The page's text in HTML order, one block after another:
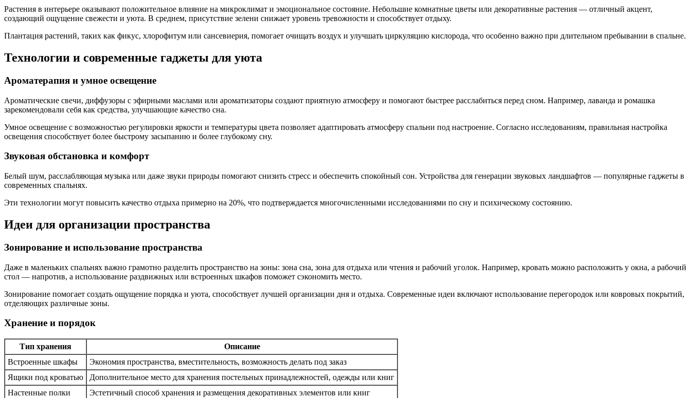
Растения в интерьере оказывают положительное влияние на микроклимат и эмоциональное состояние. Небольшие комнатные цветы или декоративные растения — отличный акцент,
создающий ощущение свежести и уюта. В среднем, присутствие зелени снижает уровень тревожности и способствует отдыху.
Плантация растений, таких как фикус, хлорофитум или сансевиерия, помогает очищать воздух и улучшать циркуляцию кислорода, что особенно важно при длительном пребывании в спальне.
Технологии и современные гаджеты для уюта
Ароматерапия и умное освещение
Ароматические свечи, диффузоры с эфирными маслами или ароматизаторы создают приятную атмосферу и помогают быстрее расслабиться перед сном. Например, лаванда и ромашка
зарекомендовали себя как средства, улучшающие качество сна.
Умное освещение с возможностью регулировки яркости и температуры цвета позволяет адаптировать атмосферу спальни под настроение. Согласно исследованиям, правильная настройка
освещения способствует более быстрому засыпанию и более глубокому сну.
Звуковая обстановка и комфорт
Белый шум, расслабляющая музыка или даже звуки природы помогают снизить стресс и обеспечить спокойный сон. Устройства для генерации звуковых ландшафтов — популярные гаджеты в
современных спальнях.
Эти технологии могут повысить качество отдыха примерно на 20%, что подтверждается многочисленными исследованиями по сну и психическому состоянию.
Идеи для организации пространства
Зонирование и использование пространства
Даже в маленьких спальнях важно грамотно разделить пространство на зоны: зона сна, зона для отдыха или чтения и рабочий уголок. Например, кровать можно расположить у окна, а рабочий
стол — напротив, а использование раздвижных или встроенных шкафов поможет сэкономить место.
Зонирование помогает создать ощущение порядка и уюта, способствует лучшей организации дня и отдыха. Современные идеи включают использование перегородок или ковровых покрытий,
отделяющих различные зоны.
Хранение и порядок
Тип хранения
Описание
Встроенные шкафы
Экономия пространства, вместительность, возможность делать под заказ
Ящики под кроватью
Дополнительное место для хранения постельных принадлежностей, одежды или книг
Настенные полки
Эстетичный способ хранения и размещения декоративных элементов или книг